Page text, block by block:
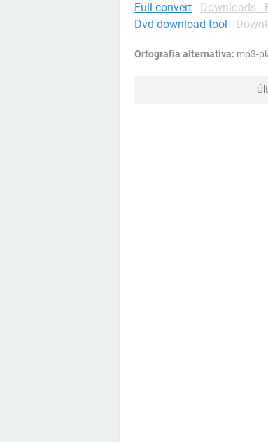
Full convert - Downloads -
Dvd download tool -
Ortografia alternativa: mp3-